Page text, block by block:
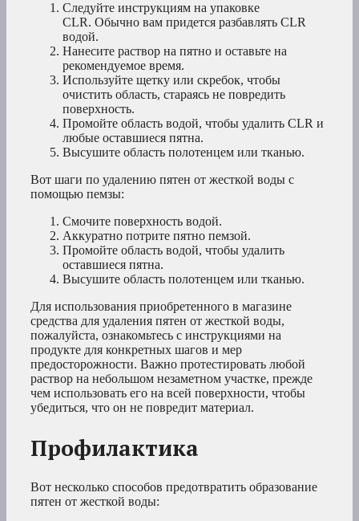
Следуйте инструкциям на упаковке
CLR. Обычно вам придется разбавлять CLR
водой.
Нанесите раствор на пятно и оставьте на
рекомендуемое время.
Используйте щетку или скребок, чтобы
очистить область, стараясь не повредить
поверхность.
Промойте область водой, чтобы удалить CLR и
любые оставшиеся пятна.
Высушите область полотенцем или тканью.
Вот шаги по удалению пятен от жесткой воды с
помощью пемзы:
Смочите поверхность водой.
Аккуратно потрите пятно пемзой.
Промойте область водой, чтобы удалить
оставшиеся пятна.
Высушите область полотенцем или тканью.
Для использования приобретенного в магазине
средства для удаления пятен от жесткой воды,
пожалуйста, ознакомьтесь с инструкциями на
продукте для конкретных шагов и мер
предосторожности. Важно протестировать любой
раствор на небольшом незаметном участке, прежде
чем использовать его на всей поверхности, чтобы
убедиться, что он не повредит материал.
Профилактика
Вот несколько способов предотвратить образование
пятен от жесткой воды: